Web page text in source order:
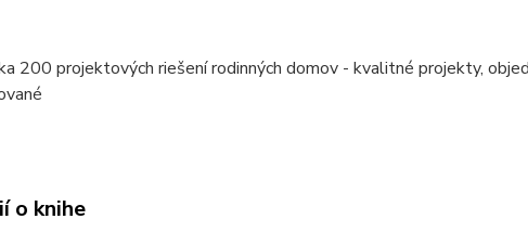
200 projektových riešení rodinných domov - kvalitné projekty,
o knihe